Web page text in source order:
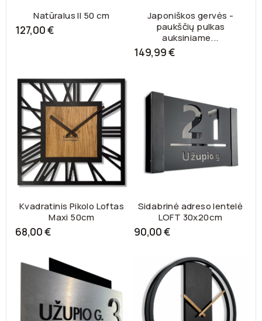
Natūralus II 50 cm
127,00 €
Japoniškos gervės -
paukščių pulkas
auksiniame...
149,99 €
Kvadratinis Pikolo Loftas
Maxi 50cm
68,00 €
Sidabrinė adreso lentelė
LOFT 30x20cm
90,00 €